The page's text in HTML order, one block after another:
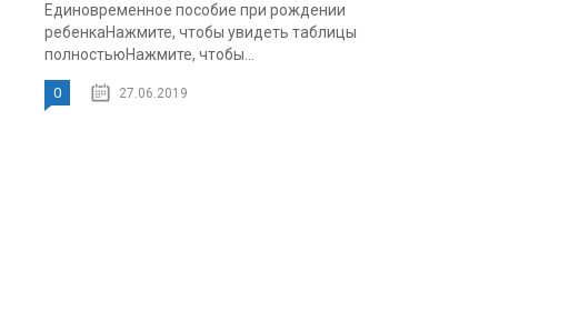
Единовременное пособие при рождении
ребенкаНажмите, чтобы увидеть таблицы
полностьюНажмите, чтобы...
0 27.06.2019